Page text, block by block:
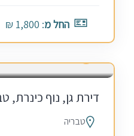
החל מ: 1,800 ₪
דירת גן, נוף כינרת,
טבריה